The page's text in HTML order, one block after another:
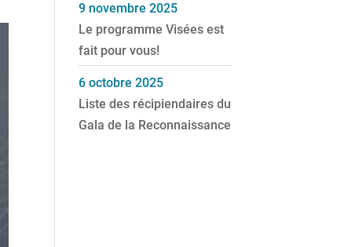
Le programme Visées est
fait pour vous!
9 novembre 2025
Liste des récipiendaires du
Gala de la Reconnaissance
6 octobre 2025